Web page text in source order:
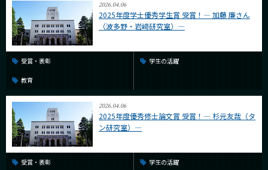
2026.04.06
2025年度学士優秀学生賞 受賞！― 加藤 廉さん
（波多野・岩﨑研究室）―
受賞・表彰 学生の活躍
教育
2026.04.06
2025年度優秀修士論文賞 受賞！― 杉元友哉（タ
ン研究室）―
受賞・表彰 学生の活躍